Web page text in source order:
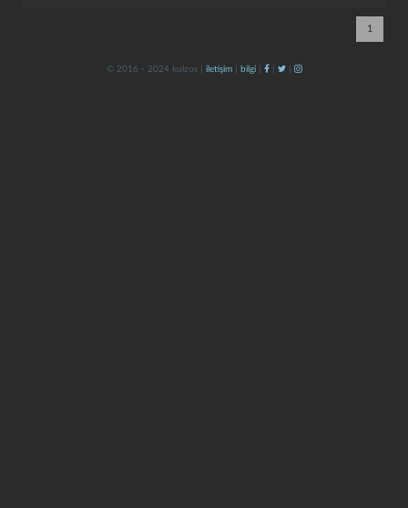
1
© 2016 - 2024 kulzos | iletişim| bilgi| | |